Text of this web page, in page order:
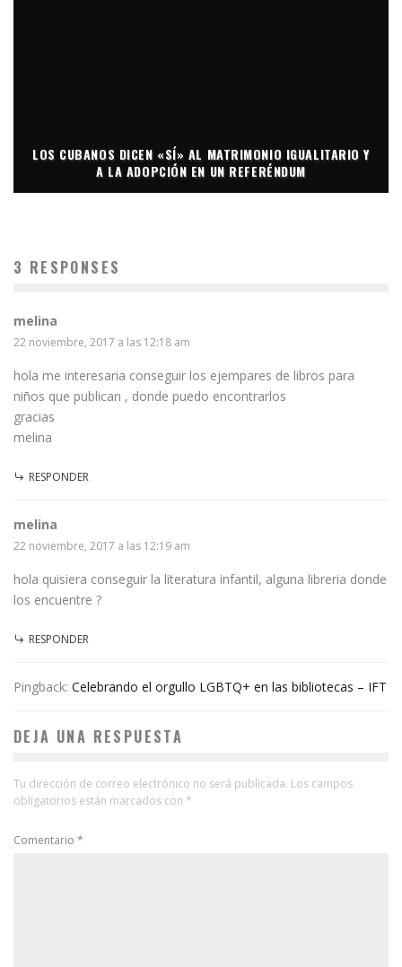
LOS CUBANOS DICEN «SÍ» AL MATRIMONIO IGUALITARIO Y
A LA ADOPCIÓN EN UN REFERÉNDUM
3 RESPONSES
melina
22 noviembre, 2017 a las 12:18 am
hola me interesaria conseguir los ejempares de libros para
niños que publican , donde puedo encontrarlos
gracias
melina
RESPONDER
melina
22 noviembre, 2017 a las 12:19 am
hola quisiera conseguir la literatura infantil, alguna libreria donde
los encuentre ?
RESPONDER
Pingback: Celebrando el orgullo LGBTQ+ en las bibliotecas – IFT
DEJA UNA RESPUESTA
Tu dirección de correo electrónico no será publicada. Los campos
obligatorios están marcados con *
Comentario *